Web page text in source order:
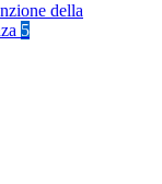
della
5